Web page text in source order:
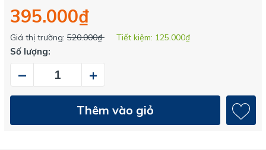
395.000₫
Giá thị trường: 520.000₫ Tiết kiệm: 125.000₫
Số lượng:
– +
Thêm vào giỏ